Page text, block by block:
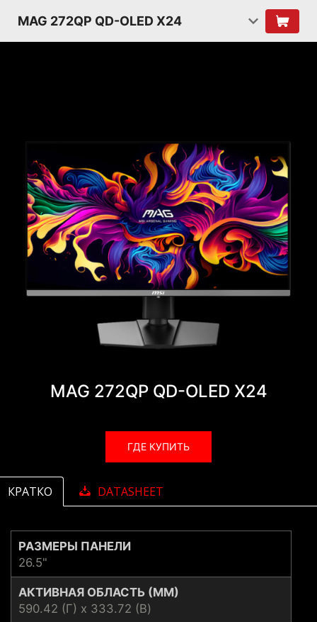
MAG 272QP QD-OLED X24
MAG 272QP QD-OLED X24
ГДЕ КУПИТЬ
КРАТКО DATASHEET
РАЗМЕРЫ ПАНЕЛИ
26.5"
АКТИВНАЯ ОБЛАСТЬ (ММ)
590.42 (Г) x 333.72 (В)